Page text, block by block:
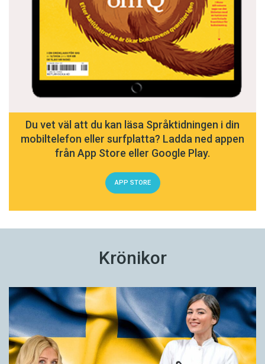
Du vet väl att du kan läsa Språktidningen i din
mobiltelefon eller surfplatta? Ladda ned appen
från App Store eller Google Play.
APP STORE
Krönikor